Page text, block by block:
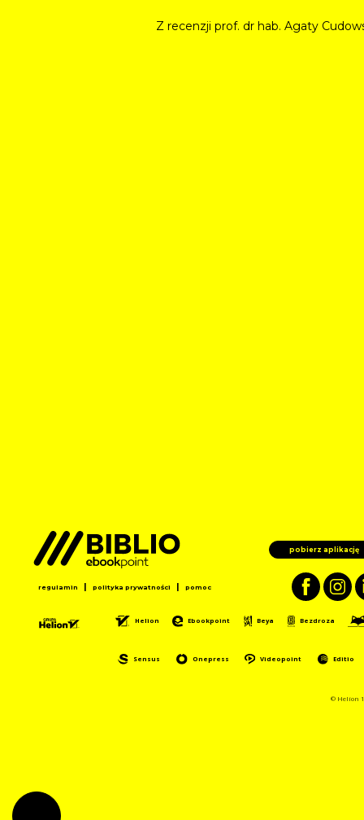
Z recenzji prof. dr hab. Agaty
pobierz aplikację
regulamin | polityka prywatności | pomoc
Helion Ebookpoint Beya Bezdroza
Sensus Onepress Videopoint Editio
© Helion